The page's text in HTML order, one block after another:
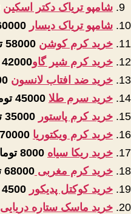
شامپو تریاک دکتر اسکین
شامپو تریاک دیسار
خرید کرم کوشن
خرید کرم شیر گاو42000 تومان
خرید ضد افتاب لانسون
خرید سرم طلا
خرید کرم پاستور
خرید کرم ویکتوریا
خرید ریکا سیاه
خرید کرم مغربی 68000 تومان
خرید کوکتل پدیکور
خرید ماسک ستاره دریایی